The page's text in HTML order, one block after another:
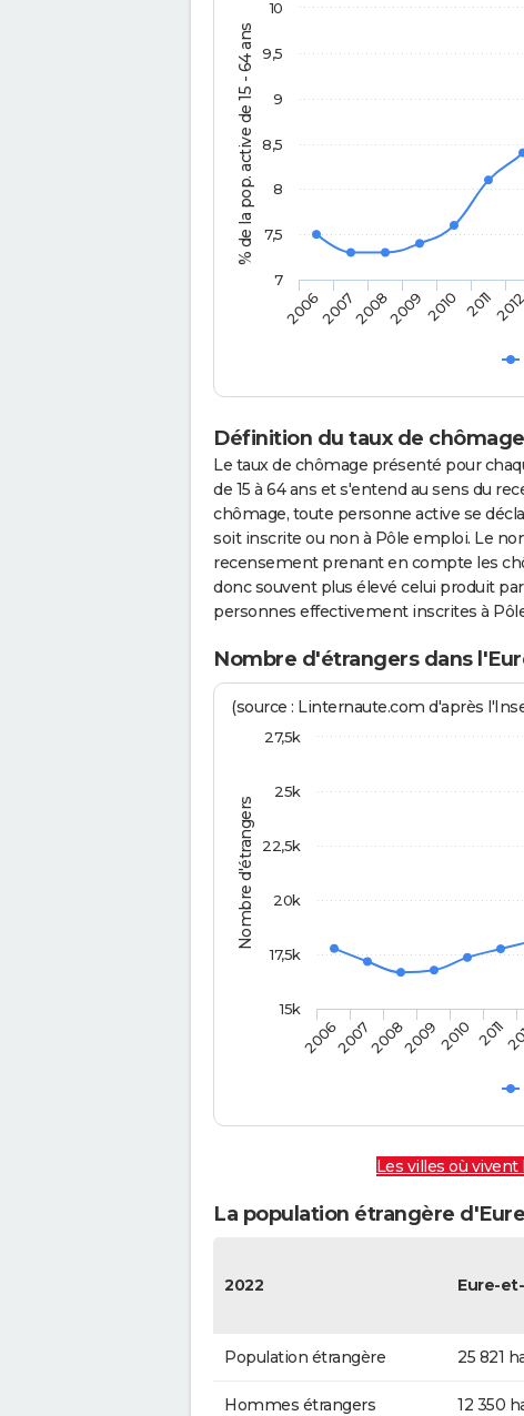
% de la pop. active de 15 - 64 ans
20062007200820092010 20112012
7
7,5
8
8,5
9
9,5
10
Définition du taux de chômage
Le taux de chômage présenté pour
de 15 à 64 ans et s'entend au sens du
chômage, toute personne active se
soit inscrite ou non à Pôle emploi. Le
recensement prenant en compte les
donc souvent plus élevé celui produit
personnes effectivement inscrites à
Nombre d'étrangers dans
Nombre d'étrangers
(source : Linternaute.com d'après
20062007200820092010 2011
15k
17,5k
20k
22,5k
25k
27,5k
Les villes où
La population étrangère
2022 Eure-
Population étrangère 25 821
Hommes étrangers 12 350